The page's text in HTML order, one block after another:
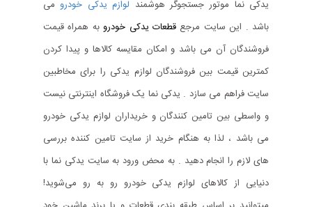
یدکی نما موتور جستجوگر هوشمند لوازم یدکی خودرو می
باشد . این سایت مرجع قطعات یدکی خودروبه همراه قیمت
فروشندگان آن می باشد و امکان مقایسه کالاها و پیدا کردن
کمترین قیمت بین فروشندگان لوازم یدکی را برای مخاطبین
سایت فراهم می سازد . یدکی نما یک فروشگاه اینترنتی نیست
و واسطی بین تامین کنندگان و خریداران لوازم یدکی خودرو
می باشد ، لذا به هنگام خرید از سایت تامین کننده بررسی
های لازم را انجام دهید . به محض ورود به سایت یدکی نما با
دنیایی از کالاهای لوازم یدکی خودرو رو به رو می‌شوید!